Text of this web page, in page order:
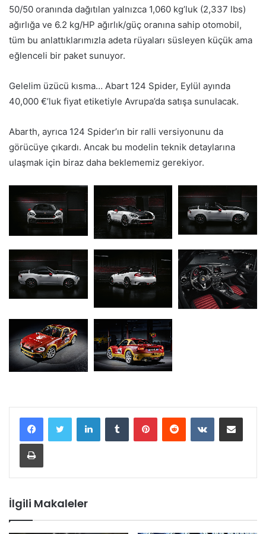
50/50 oranında dağıtılan yalnızca 1,060 kg’luk (2,337 lbs)
ağırlığa ve 6.2 kg/HP ağırlık/güç oranına sahip otomobil,
tüm bu anlattıklarımızla adeta rüyaları süsleyen küçük ama
eğlenceli bir paket sunuyor.
Gelelim üzücü kısma… Abart 124 Spider, Eylül ayında
40,000 €’luk fiyat etiketiyle Avrupa’da satışa sunulacak.
Abarth, ayrıca 124 Spider’ın bir ralli versiyonunu da
görücüye çıkardı. Ancak bu modelin teknik detaylarına
ulaşmak için biraz daha beklememiz gerekiyor.
İlgili Makaleler